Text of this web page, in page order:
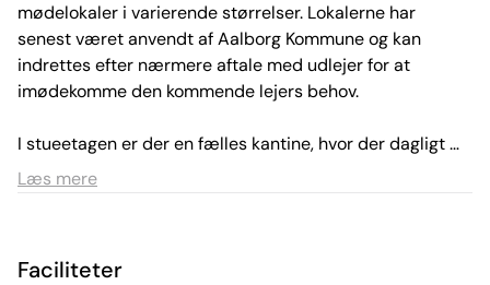
mødelokaler i varierende størrelser. Lokalerne har
senest været anvendt af Aalborg Kommune og kan
indrettes efter nærmere aftale med udlejer for at
imødekomme den kommende lejers behov.
I stueetagen er der en fælles kantine, hvor der dagligt
tilbydes et bredt udvalg af varme og kolde retter samt
Læs mere
Faciliteter